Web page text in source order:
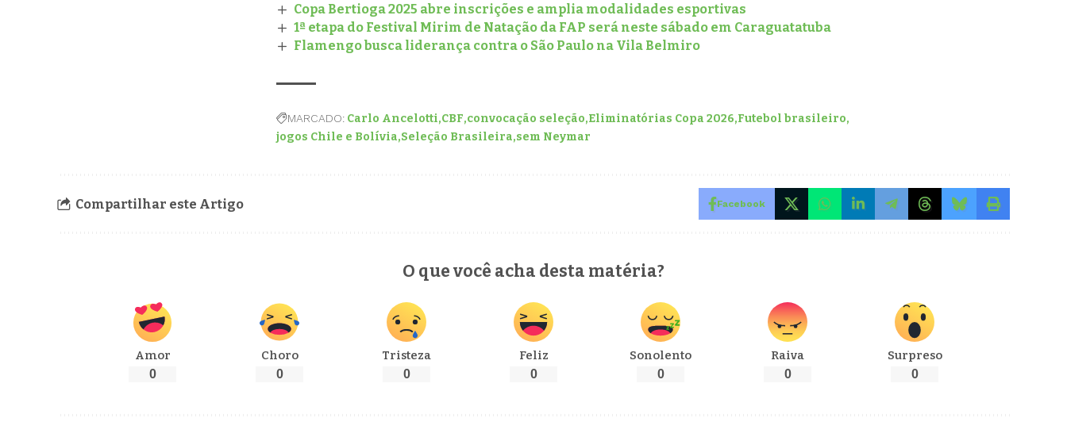
Copa Bertioga 2025 abre inscrições e amplia modalidades esportivas
1ª etapa do Festival Mirim de Natação da FAP será neste sábado em Caraguatatuba
Flamengo busca liderança contra o São Paulo na Vila Belmiro
MARCADO: Carlo Ancelotti CBF convocação seleção Eliminatórias Copa 2026 Futebol brasileiro
jogos Chile e Bolívia Seleção Brasileira sem Neymar
Compartilhar este Artigo Facebook
O que você acha desta matéria?
Amor
0
Choro
0
Tristeza
0
Feliz
0
Sonolento
0
Raiva
0
Surpreso
0